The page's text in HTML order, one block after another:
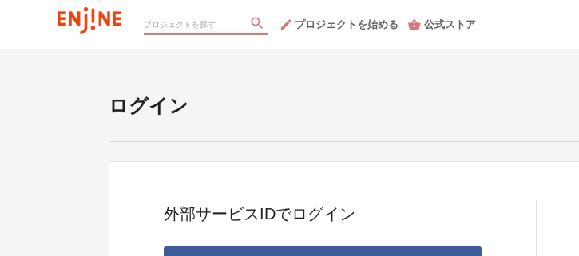
プロジェクトを始める 公式ストア
ログイン
外部サービスIDでログイン